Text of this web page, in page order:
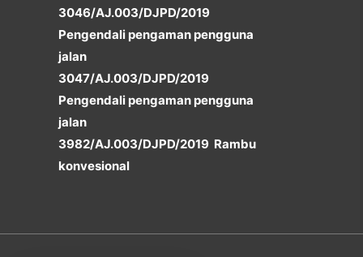
3046/AJ.003/DJPD/2019
Pengendali pengaman pengguna
jalan
3047/AJ.003/DJPD/2019
Pengendali pengaman pengguna
jalan
3982/AJ.003/DJPD/2019 Rambu
konvesional